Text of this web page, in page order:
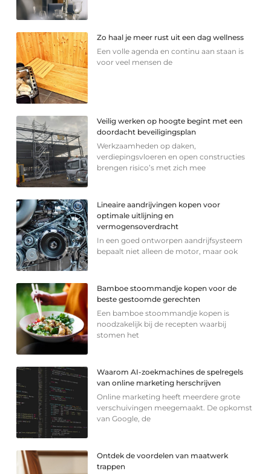
Zo haal je meer rust uit een dag wellness
Een volle agenda en continu aan staan is
voor veel mensen de
Veilig werken op hoogte begint met een
doordacht beveiligingsplan
Werkzaamheden op daken,
verdiepingsvloeren en open constructies
brengen risico’s met zich mee
Lineaire aandrijvingen kopen voor
optimale uitlijning en
vermogensoverdracht
In een goed ontworpen aandrijfsysteem
bepaalt niet alleen de motor, maar ook
Bamboe stoommandje kopen voor de
beste gestoomde gerechten
Een bamboe stoommandje kopen is
noodzakelijk bij de recepten waarbij
stomen het
Waarom AI-zoekmachines de spelregels
van online marketing herschrijven
Online marketing heeft meerdere grote
verschuivingen meegemaakt. De opkomst
van Google, de
Ontdek de voordelen van maatwerk
trappen